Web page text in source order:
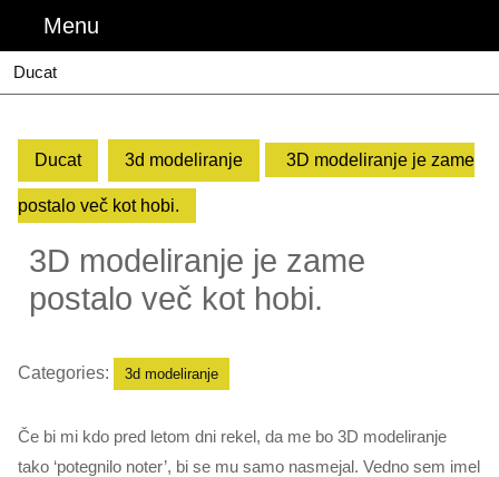
content
Menu
Ducat
Ducat 3d modeliranje 3D modeliranje je zame
postalo več kot hobi.
3D modeliranje je zame
postalo več kot hobi.
Categories: 3d modeliranje
Če bi mi kdo pred letom dni rekel, da me bo 3D modeliranje
tako ‘potegnilo noter’, bi se mu samo nasmejal. Vedno sem imel